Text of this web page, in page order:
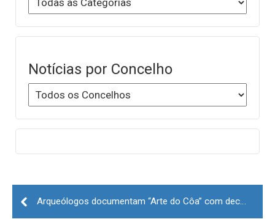
Notícias por Concelho
Post
navigation
Arqueólogos documentam “Arte do Côa” com decalques feitos à noite na Ribeira de Piscos